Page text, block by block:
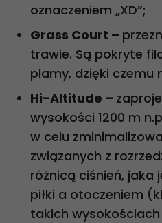
oznaczeniem „XD”;
Grass Court –
trawie. Są pokryte
plamy, dzięki czemu
Hi-Altitude –
wysokości 1200 m
w celu
związanych z
różnicą ciśnień, jaka
piłki a otoczeniem
takich